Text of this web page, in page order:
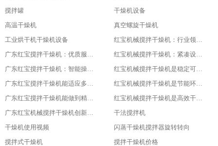
搅拌罐
干燥机设备
高温干燥机
真空螺旋干燥机
工业烘干机干燥机设备
红宝机械搅拌干燥机：行业领先，值得信赖
广东红宝搅拌干燥机：优质服务，全程保障
红宝机械搅拌干燥机：紧凑设计，节省空间
广东红宝搅拌干燥机：智能操作，便捷高效
红宝机械搅拌干燥机是稳定可靠的伙伴
广东红宝搅拌干燥机能适应多种物料
红宝机械搅拌干燥机是节能环保新选择
广东红宝搅拌干燥机能做到精准控制，卓越品质
红宝机械搅拌干燥机是高效干燥的利器
广东红宝机械搅拌干燥机创新引领未来
干法搅拌机
干燥机使用视频
闪蒸干燥机搅拌器旋转转向
搅拌式干燥机
搅拌干燥机价格